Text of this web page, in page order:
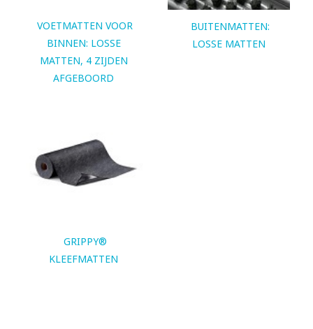
VOETMATTEN VOOR
BINNEN: LOSSE
MATTEN, 4 ZIJDEN
AFGEBOORD
BUITENMATTEN:
LOSSE MATTEN
GRIPPY®
KLEEFMATTEN